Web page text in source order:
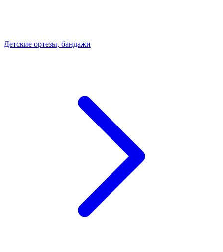
Детские ортезы, бандажи